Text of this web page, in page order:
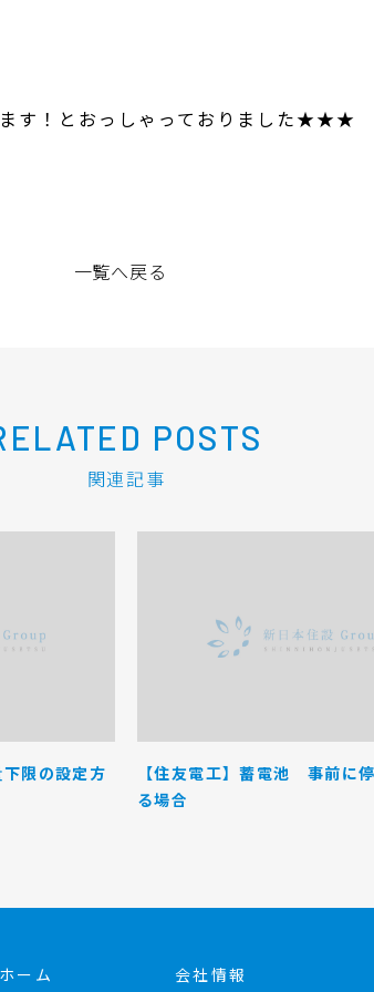
す！とおっしゃっておりました★★★
一覧へ戻る
POSTS
関連記事
限の設定方
【住友電工】蓄電池 事前に
る場合
ホーム 会社情報